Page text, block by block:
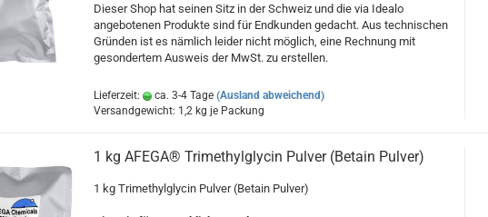
Dieser Shop hat seinen Sitz in der Schweiz und die via Idealo
angebotenen Produkte sind für Endkunden gedacht. Aus technischen
Gründen ist es nämlich leider nicht möglich, eine Rechnung mit
gesondertem Ausweis der MwSt. zu erstellen.
Lieferzeit: ca. 3-4 Tage (Ausland abweichend)
Versandgewicht: 1,2kg je Packung
1 kg AFEGA® Trimethylglycin Pulver (Betain Pulver)
1 kg Trimethylglycin Pulver (Betain Pulver)